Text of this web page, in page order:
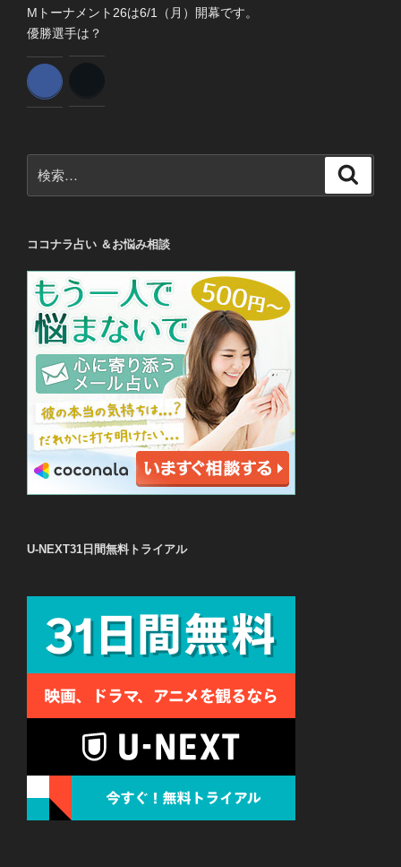
Mトーナメント26は6/1（月）開幕です。
優勝選手は？
索:
ココナラ占い ＆お悩み相談
U-NEXT31日間無料トライアル